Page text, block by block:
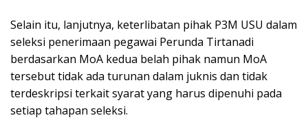
Selain itu, lanjutnya, keterlibatan pihak P3M USU dalam
seleksi penerimaan pegawai Perunda Tirtanadi
berdasarkan MoA kedua belah pihak namun MoA
tersebut tidak ada turunan dalam juknis dan tidak
terdeskripsi terkait syarat yang harus dipenuhi pada
setiap tahapan seleksi.